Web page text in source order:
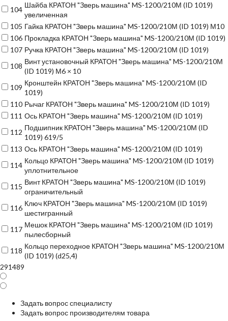
104
Шайба КРАТОН "Зверь машина" MS-1200/210М (ID 1019)
увеличенная
105 Гайка КРАТОН "Зверь машина" MS-1200/210М (ID 1019) М10
106 Прокладка КРАТОН "Зверь машина" MS-1200/210М (ID 1019)
107 Ручка КРАТОН "Зверь машина" MS-1200/210М (ID 1019)
108
Винт установочный КРАТОН "Зверь машина" MS-1200/210М
(ID 1019) М6 × 10
109
Кронштейн КРАТОН "Зверь машина" MS-1200/210М (ID
1019)
110 Рычаг КРАТОН "Зверь машина" MS-1200/210М (ID 1019)
111 Ось КРАТОН "Зверь машина" MS-1200/210М (ID 1019)
112
Подшипник КРАТОН "Зверь машина" MS-1200/210М (ID
1019) 619/5
113 Ось КРАТОН "Зверь машина" MS-1200/210М (ID 1019)
114
Кольцо КРАТОН "Зверь машина" MS-1200/210М (ID 1019)
уплотнительное
115
Винт КРАТОН "Зверь машина" MS-1200/210М (ID 1019)
ограничительный
116
Ключ КРАТОН "Зверь машина" MS-1200/210М (ID 1019)
шестигранный
117
Мешок КРАТОН "Зверь машина" MS-1200/210М (ID 1019)
пылесборный
118
Кольцо переходное КРАТОН "Зверь машина" MS-1200/210М
(ID 1019) (d25,4)
291489
Задать вопрос специалисту
Задать вопрос производителям товара